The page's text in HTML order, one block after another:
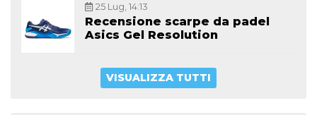
25 Lug, 14:13
Recensione scarpe da padel
Asics Gel Resolution
VISUALIZZA TUTTI